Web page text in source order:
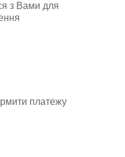
з Вами для
платежу